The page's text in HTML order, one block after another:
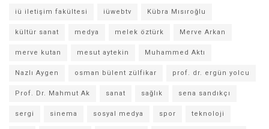
iü iletişim fakültesi iüwebtv Kübra Mısıroğlu
kültür sanat medya melek öztürk Merve Arkan
merve kutan mesut aytekin Muhammed Aktı
Nazlı Aygen osman bülent zülfikar prof. dr. ergün yolcu
Prof. Dr. Mahmut Ak sanat sağlık sena sandıkçı
sergi sinema sosyal medya spor teknoloji